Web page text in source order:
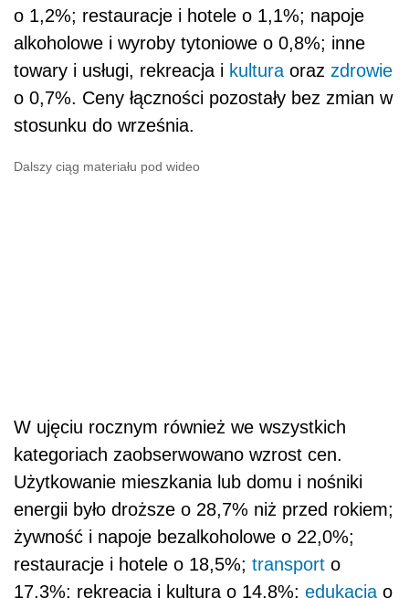
o 1,2%; restauracje i hotele o 1,1%; napoje
alkoholowe i wyroby tytoniowe o 0,8%; inne
towary i usługi, rekreacja i kultura oraz zdrowie
o 0,7%. Ceny łączności pozostały bez zmian w
stosunku do września.
Dalszy ciąg materiału pod wideo
W ujęciu rocznym również we wszystkich
kategoriach zaobserwowano wzrost cen.
Użytkowanie mieszkania lub domu i nośniki
energii było droższe o 28,7% niż przed rokiem;
żywność i napoje bezalkoholowe o 22,0%;
restauracje i hotele o 18,5%; transport o
17,3%; rekreacja i kultura o 14,8%; edukacjao